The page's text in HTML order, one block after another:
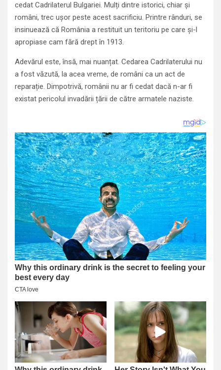
cedat Cadrilaterul Bulgariei. Mulți dintre istorici, chiar și
români, trec ușor peste acest sacrificiu. Printre rânduri, se
insinuează că România a restituit un teritoriu pe care și-l
apropiase cam fără drept în 1913.
Adevărul este, însă, mai nuanțat. Cedarea Cadrilaterului nu
a fost văzută, la acea vreme, de români ca un act de
reparație. Dimpotrivă, românii nu ar fi cedat dacă n-ar fi
existat pericolul invadării țării de către armatele naziste.